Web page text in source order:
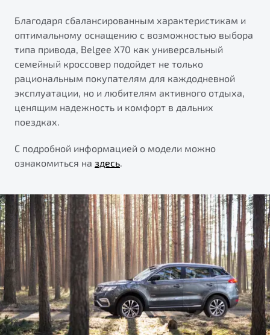
Благодаря сбалансированным характеристикам и
оптимальному оснащению с возможностью выбора
типа привода, Belgee Х70 как универсальный
семейный кроссовер подойдет не только
рациональным покупателям для каждодневной
эксплуатации, но и любителям активного отдыха,
ценящим надежность и комфорт в дальних
поездках.
С подробной информацией о модели можно
ознакомиться на здесь.